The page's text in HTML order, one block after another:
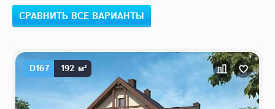
СРАВНИТЬ ВСЕ ВАРИАНТЫ
D167 192 м²